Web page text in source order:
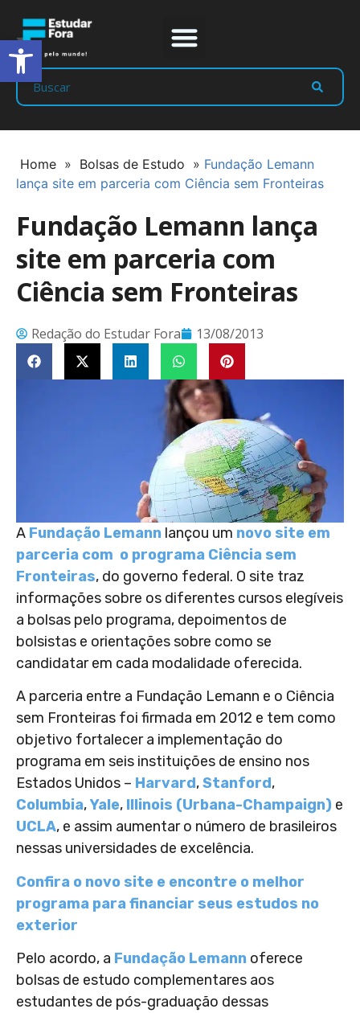
Home » Bolsas de Estudo » Fundação Lemann
lança site em parceria com Ciência sem Fronteiras
Fundação Lemann lança
site em parceria com
Ciência sem Fronteiras
Redação do Estudar Fora 13/08/2013
A Fundação Lemann lançou um novo site em
parceria com o programa Ciência sem
Fronteiras, do governo federal. O site traz
informações sobre os diferentes cursos elegíveis
a bolsas pelo programa, depoimentos de
bolsistas e orientações sobre como se
candidatar em cada modalidade oferecida.
A parceria entre a Fundação Lemann e o Ciência
sem Fronteiras foi firmada em 2012 e tem como
objetivo fortalecer a implementação do
programa em seis instituições de ensino nos
Estados Unidos – Harvard,Stanford,
Columbia,Yale, Illinois (Urbana-Champaign) e
UCLA, e assim aumentar o número de brasileiros
nessas universidades de excelência.
Confira o novo site e encontre o melhor
programa para financiar seus estudos no
exterior
Pelo acordo, a Fundação Lemann oferece
bolsas de estudo complementares aos
estudantes de pós-graduação dessas
Abrir a barra de ferramentas